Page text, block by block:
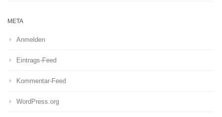
META
Anmelden
Eintrags-Feed
Kommentar-Feed
WordPress.org